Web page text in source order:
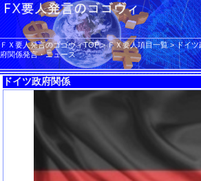
ＦＸ要人発言のゴゴヴィTOP>ＦＸ要人項目一覧>ドイツ
府関係発言・ニュース
ドイツ政府関係